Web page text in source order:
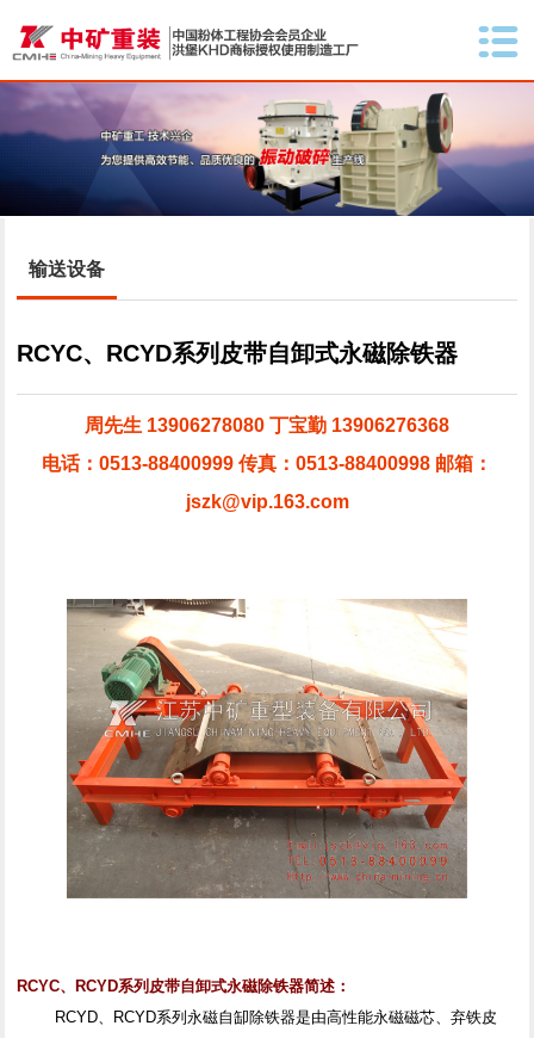
输送设备
RCYC、RCYD系列皮带自卸式永磁除铁器
周先生 13906278080 丁宝勤 13906276368
电话：0513-88400999 传真：0513-88400998 邮箱：
jszk@vip.163.com
RCYC、RCYD系列皮带自卸式永磁除铁器简述：
RCYD、RCYD系列永磁自缷除铁器是由高性能永磁磁芯、弃铁皮